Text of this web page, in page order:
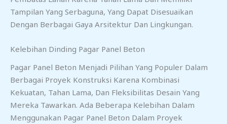
Tampilan Yang Serbaguna, Yang Dapat Disesuaikan
Dengan Berbagai Gaya Arsitektur Dan Lingkungan.
Kelebihan Dinding Pagar Panel Beton
Pagar Panel Beton Menjadi Pilihan Yang Populer Dalam
Berbagai Proyek Konstruksi Karena Kombinasi
Kekuatan, Tahan Lama, Dan Fleksibilitas Desain Yang
Mereka Tawarkan. Ada Beberapa Kelebihan Dalam
Menggunakan Pagar Panel Beton Dalam Proyek